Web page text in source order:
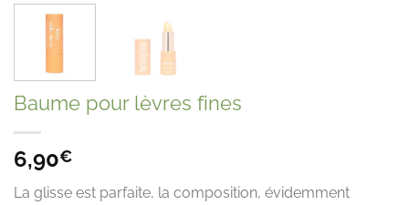
Baume pour lèvres fines
6,90€
La glisse est parfaite, la composition, évidemment